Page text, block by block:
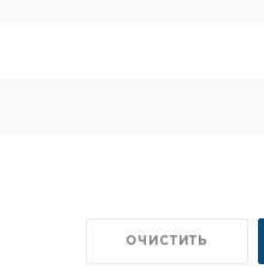
ОЧИСТИТЬ